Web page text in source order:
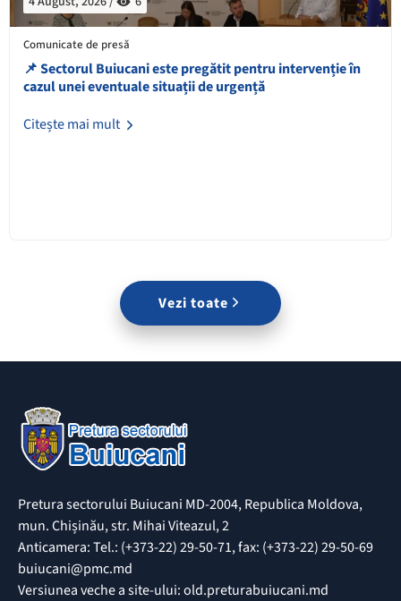
Comunicate de presă
📌 Sectorul Buiucani este pregătit pentru intervenție în
cazul unei eventuale situații de urgență
Citește mai mult
Vezi toate
Pretura sectorului Buiucani MD-2004, Republica Moldova,
mun. Chișinău, str. Mihai Viteazul, 2
Anticamera: Tel.: (+373-22) 29-50-71, fax: (+373-22) 29-50-69
buiucani@pmc.md
Versiunea veche a site-ului: old.preturabuiucani.md